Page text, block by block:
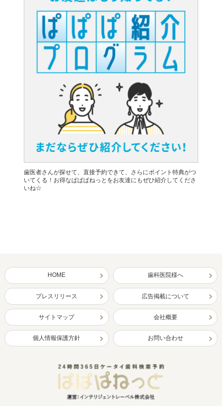
歯医者さんが探せて、直接予約できて、さらにポイント特典がつ
いてくる！お得なぱぱぱねっとをお友達にもぜひ紹介してくださ
いね☆
HOME 歯科医院様へ
プレスリリース 広告掲載について
サイトマップ 会社概要
個人情報保護方針 お問い合わせ